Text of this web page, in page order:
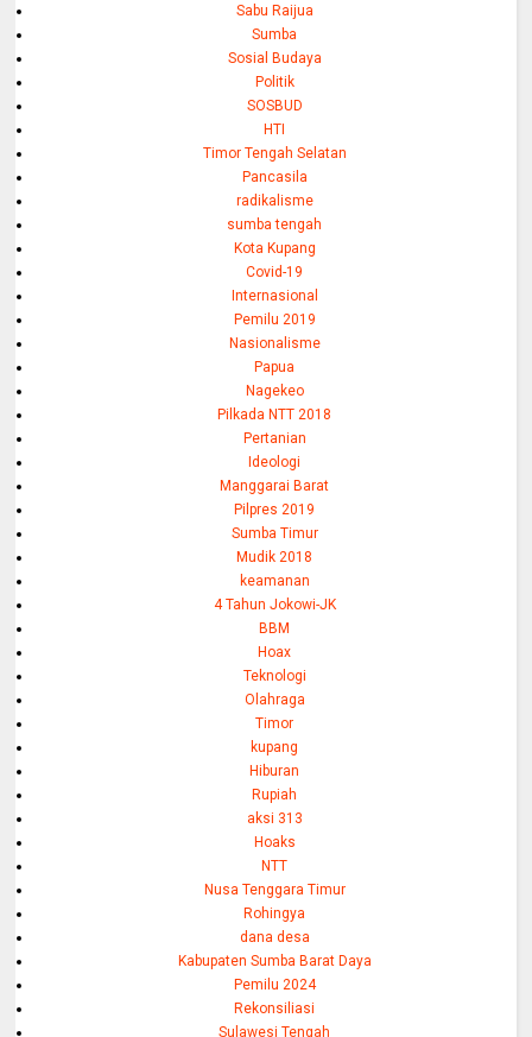
Sabu Raijua
Sumba
Sosial Budaya
Politik
SOSBUD
HTI
Timor Tengah Selatan
Pancasila
radikalisme
sumba tengah
Kota Kupang
Covid-19
Internasional
Pemilu 2019
Nasionalisme
Papua
Nagekeo
Pilkada NTT 2018
Pertanian
Ideologi
Manggarai Barat
Pilpres 2019
Sumba Timur
Mudik 2018
keamanan
4 Tahun Jokowi-JK
BBM
Hoax
Teknologi
Olahraga
Timor
kupang
Hiburan
Rupiah
aksi 313
Hoaks
NTT
Nusa Tenggara Timur
Rohingya
dana desa
Kabupaten Sumba Barat Daya
Pemilu 2024
Rekonsiliasi
Sulawesi Tengah